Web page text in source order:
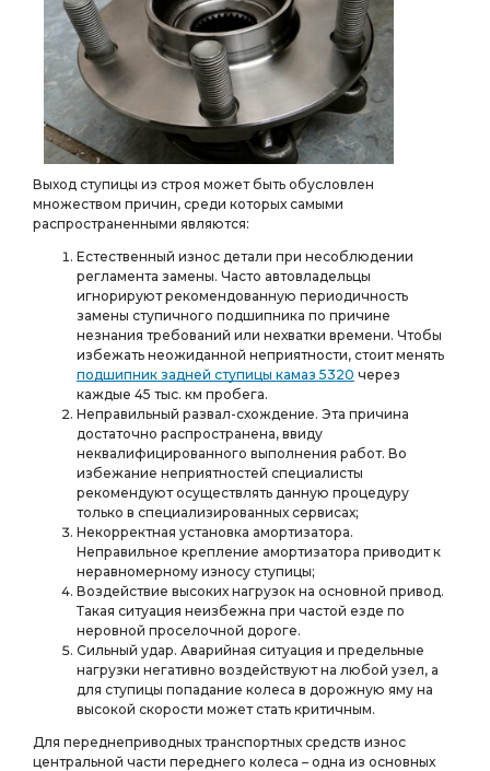
Выход ступицы из строя может быть обусловлен
множеством причин, среди которых самыми
распространенными являются:
Естественный износ детали при несоблюдении
регламента замены. Часто автовладельцы
игнорируют рекомендованную периодичность
замены ступичного подшипника по причине
незнания требований или нехватки времени. Чтобы
избежать неожиданной неприятности, стоит менять
подшипник задней ступицы камаз 5320 через
каждые 45 тыс. км пробега.
Неправильный развал-схождение. Эта причина
достаточно распространена, ввиду
неквалифицированного выполнения работ. Во
избежание неприятностей специалисты
рекомендуют осуществлять данную процедуру
только в специализированных сервисах;
Некорректная установка амортизатора.
Неправильное крепление амортизатора приводит к
неравномерному износу ступицы;
Воздействие высоких нагрузок на основной привод.
Такая ситуация неизбежна при частой езде по
неровной проселочной дороге.
Сильный удар. Аварийная ситуация и предельные
нагрузки негативно воздействуют на любой узел, а
для ступицы попадание колеса в дорожную яму на
высокой скорости может стать критичным.
Для переднеприводных транспортных средств износ
центральной части переднего колеса – одна из основных